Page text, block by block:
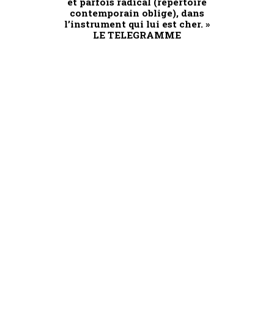
contemporain oblige), dans
l’instrument qui lui est cher. »
LE TELEGRAMME